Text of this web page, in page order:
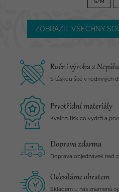
S/M
ZOBRAZIT VŠECHNY
Ruční výroba z Nepálu
S láskou šité v rodinných
Prvotřídní materiály
Kvalitní tisk co vydrží a
Doprava zdarma
Doprava objednávek nad
Odesíláme obratem
Skladem u nás znamená